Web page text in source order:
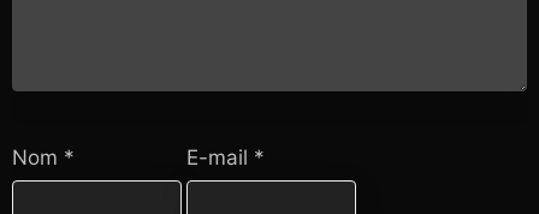
Nom * E-mail *